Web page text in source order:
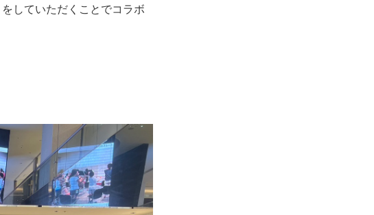
していただくことでコラボ